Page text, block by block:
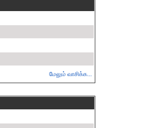
மேலும் வாசிக்க...